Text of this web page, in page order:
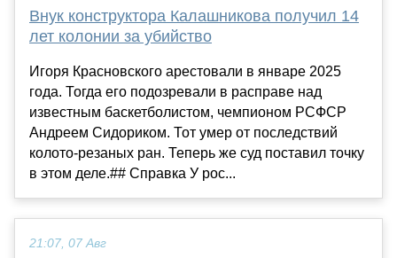
Внук конструктора Калашникова получил 14
лет колонии за убийство
Игоря Красновского арестовали в январе 2025
года. Тогда его подозревали в расправе над
известным баскетболистом, чемпионом РСФСР
Андреем Сидориком. Тот умер от последствий
колото-резаных ран. Теперь же суд поставил точку
в этом деле.## Справка У рос...
21:07, 07 Авг